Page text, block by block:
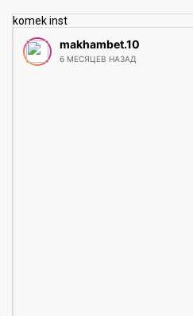
Абитурент
komek inst
makhambet.10
6 МЕСЯЦЕВ НАЗАД